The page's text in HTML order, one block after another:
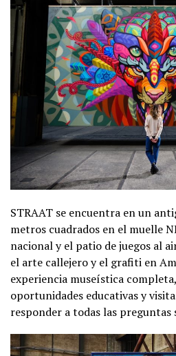
STRAAT se encuentra en un
metros cuadrados en el muelle
nacional y el patio de juegos al
el arte callejero y el grafiti en
experiencia museística
oportunidades educativas y
responder a todas las preguntas